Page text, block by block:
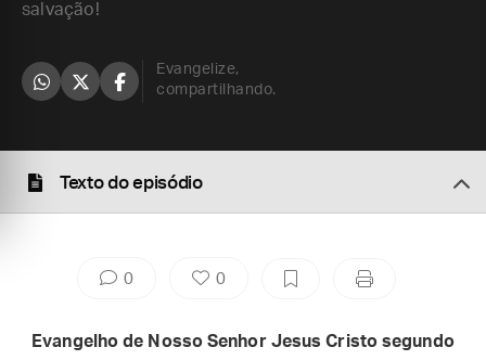
salvação!
Evangelize,
compartilhando.
Texto do episódio
0 0
Evangelho de Nosso Senhor Jesus Cristo segundo